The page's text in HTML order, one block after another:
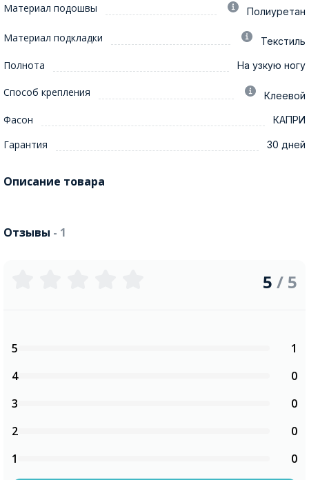
Материал подошвы Полиуретан
Материал подкладки Текстиль
Полнота На узкую ногу
Способ крепления Клеевой
Фасон КАПРИ
Гарантия 30 дней
Описание товара
Отзывы - 1
5 / 5
5
1
4
0
3
0
2
0
1
0